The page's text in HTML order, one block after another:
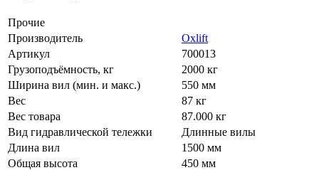
Прочие
Производитель
Oxlift
Артикул
700013
Грузоподъёмность, кг
2000 кг
Ширина вил (мин. и макс.)
550 мм
Вес
87 кг
Вес товара
87.000 кг
Вид гидравлической тележки
Длинные вилы
Длина вил
1500 мм
Общая высота
450 мм